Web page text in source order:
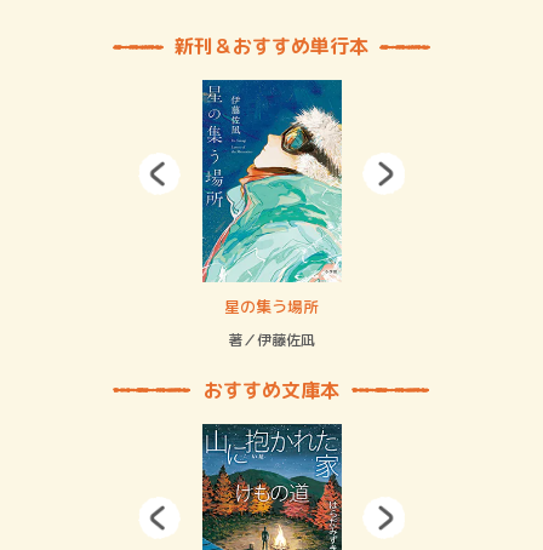
新刊＆おすすめ単行本
星の集う場所
著／伊藤佐凪
おすすめ文庫本